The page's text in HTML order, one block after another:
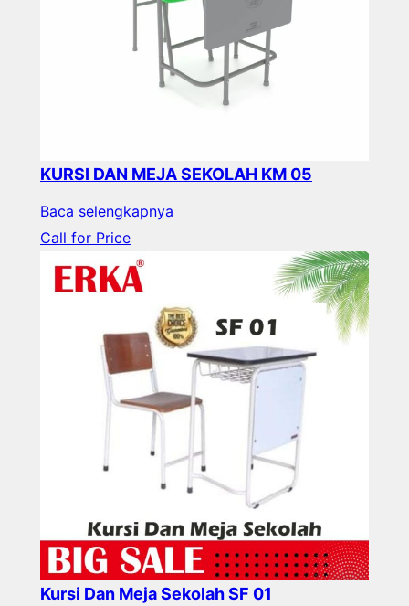
KURSI DAN MEJA SEKOLAH KM 05
Baca selengkapnya
Call for Price
Kursi Dan Meja Sekolah SF 01